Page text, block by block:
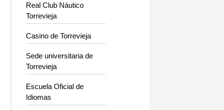
Real Club Náutico
Torrevieja
Casino de Torrevieja
Sede universitaria de
Torrevieja
Escuela Oficial de
Idiomas